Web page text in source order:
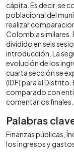
cápita. Es decir, se
poblacional del
realizar
Colombia similares.
dividido en seis
introducción. La
evolución de los
cuarta sección se
(IDF) para el
comparado con
comentarios finales.
Palabras
Finanzas públicas
los ingresos y